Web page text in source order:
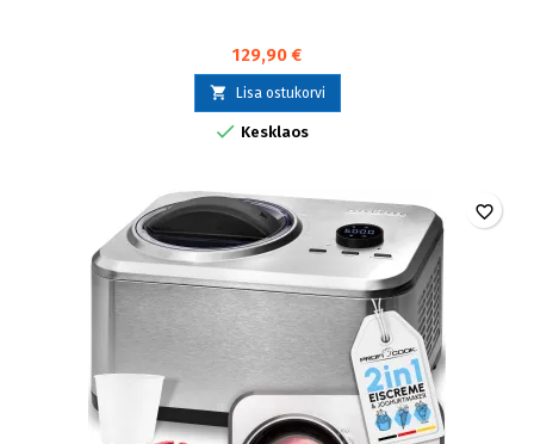
129,90 €
 Lisa ostukorvi
 Kesklaos
favorite_border